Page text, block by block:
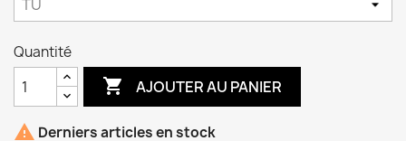
Quantité
 AJOUTER AU PANIER
 Derniers articles en stock